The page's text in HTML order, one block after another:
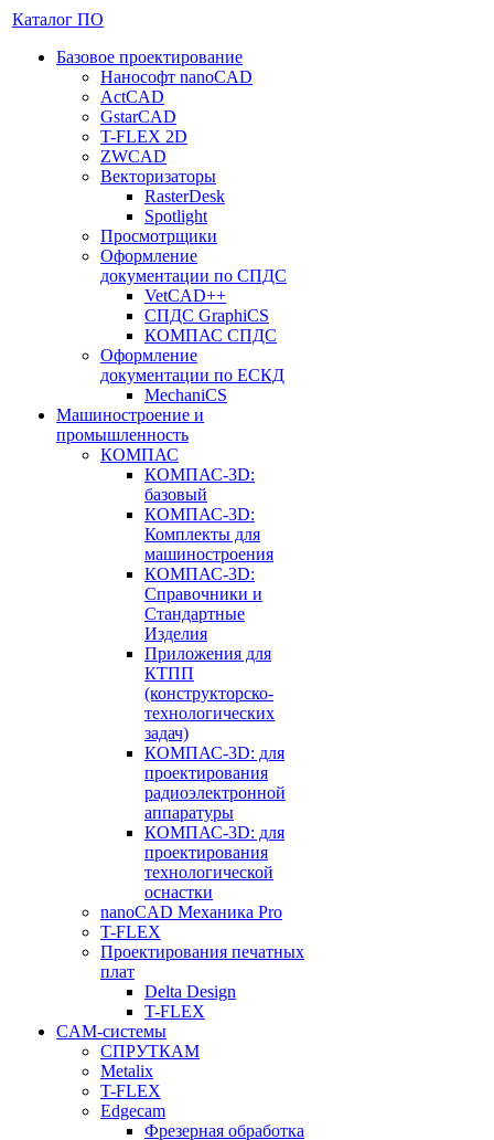
Каталог ПО
Базовое проектирование
Нанософт nanoCAD
ActCAD
GstarCAD
T-FLEX 2D
ZWCAD
Векторизаторы
RasterDesk
Spotlight
Просмотрщики
Оформление
документации по СПДС
VetCAD++
СПДС GraphiCS
КОМПАС СПДС
Оформление
документации по ЕСКД
MechaniCS
Машиностроение и
промышленность
КОМПАС
КОМПАС-3D:
базовый
КОМПАС-3D:
Комплекты для
машиностроения
КОМПАС-3D:
Справочники и
Стандартные
Изделия
Приложения для
КТПП
(конструкторско-
технологических
задач)
КОМПАС-3D: для
проектирования
радиоэлектронной
аппаратуры
КОМПАС-3D: для
проектирования
технологической
оснастки
nanoCAD Механика Pro
T-FLEX
Проектирования печатных
плат
Delta Design
T-FLEX
CAM-системы
СПРУТКAM
Metalix
T-FLEX
Edgecam
Фрезерная обработка